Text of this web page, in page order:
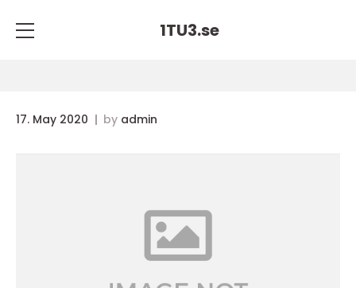
1TU3.se
17. May 2020 by admin